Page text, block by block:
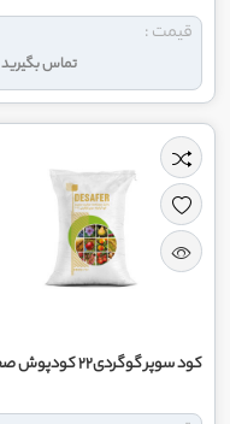
تماس بگیرید
قیمت :
کود سوپر گوگردی22 کودپوش صحرا